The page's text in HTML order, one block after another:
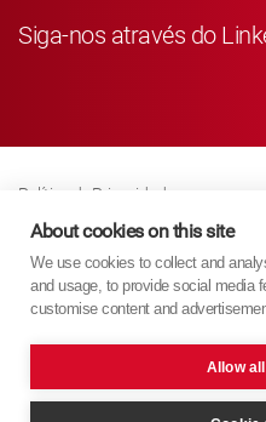
Siga-nos através do
Política de Privacidade
Business Partner Privacy
Política de Cookies
Modern Slavery Act Policy
About cookies on this site
We use cookies to collect and
and usage, to provide social media
customise content and
Allow